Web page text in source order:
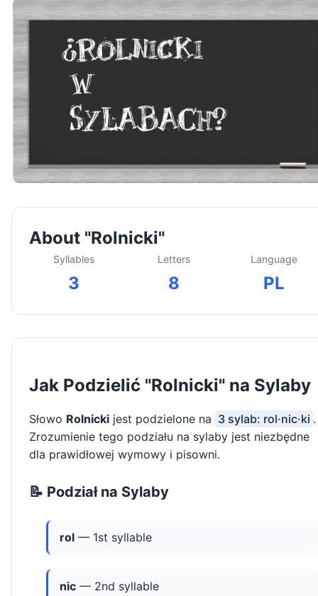
About "Rolnicki"
Syllables
3
Letters
8
Language
PL
Jak Podzielić "Rolnicki" na Sylaby
Słowo Rolnicki jest podzielone na 3 sylab: rol·nic·ki .
Zrozumienie tego podziału na sylaby jest niezbędne
dla prawidłowej wymowy i pisowni.
📝 Podział na Sylaby
rol — 1st syllable
nic — 2nd syllable